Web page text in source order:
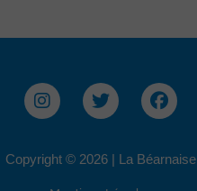
I
n
a
T
w
t
F
a
b
Copyright © 2026 | La Béarnaise